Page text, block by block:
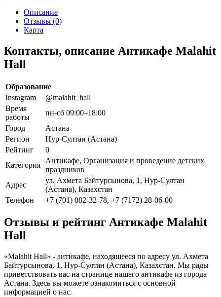
Описание
Отзывы (0)
Карта
Контакты, описание Антикафе Malahit
Hall
Образование
Instagram
@malahit_hall
Время
работы
пн-сб 09:00–18:00
Город
Астана
Регион
Нур-Султан (Астана)
Рейтинг
0
Категория
Антикафе, Организация и проведение детских
праздников
Адрес
ул. Ахмета Байтурсынова, 1, Нур-Султан
(Астана), Казахстан
Телефон
+7 (701) 082-32-78, +7 (7172) 28-06-00
Отзывы и рейтинг Антикафе Malahit
Hall
«Malahit Hall» - антикафе, находящееся по адресу ул. Ахмета
Байтурсынова, 1, Нур-Султан (Астана), Казахстан. Мы рады
приветствовать вас на странице нашего антикафе из города
Астана. Здесь вы можете ознакомиться с основной
информацией о нас.